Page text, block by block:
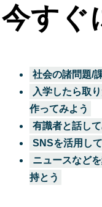
今すぐ
社会の諸問題/
入学したら取
作ってみよう
有識者と話し
SNSを活用し
ニュースなど
持とう